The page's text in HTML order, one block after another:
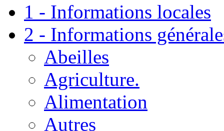
1 - Informations locales
2 - Informations
Abeilles
Agriculture.
Alimentation
Autres